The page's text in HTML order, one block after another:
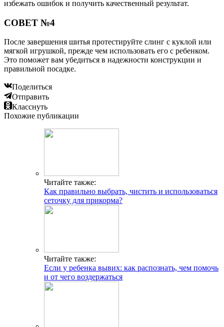
избежать ошибок и получить качественный результат.
СОВЕТ №4
После завершения шитья протестируйте слинг с куклой или
мягкой игрушкой, прежде чем использовать его с ребенком.
Это поможет вам убедиться в надежности конструкции и
правильной посадке.
Поделиться
Отправить
Класснуть
Похожие публикации
Читайте также:
Как правильно выбрать, чистить и использоваться
сеточку для прикорма?
Читайте также:
Если у ребенка вывих: как распознать, чем помочь
и от чего воздержаться